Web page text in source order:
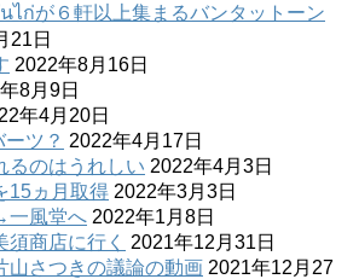
ไก่が６軒以上集まるバンタットーン
21日
2022年8月16日
8月9日
年4月20日
ツ？ 2022年4月17日
るのはうれしい 2022年4月3日
15ヵ月取得 2022年3月3日
風堂へ 2022年1月8日
商店に行く
2021年12月31日
山さつきの議論の動画 2021年12月27